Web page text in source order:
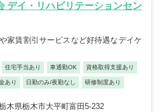
デイ・リハビリテーションセン
家賃割引サービスなど好待遇なデイケ
住宅手当あり 車通勤OK 資格取得支援あり
あり 日勤のみ/夜勤なし 研修制度あり
木県栃木市大平町富田5-232